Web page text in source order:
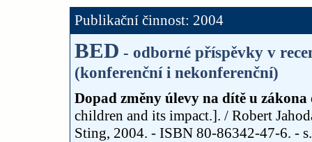
Publikační činnost: 2004
BED - odborné příspěvky v
(konferenční i nekonferenční)
Dopad změny úlevy na dítě u
children and its impact.]. / Robert
Sting, 2004. - ISBN 80-86342-47-6. -